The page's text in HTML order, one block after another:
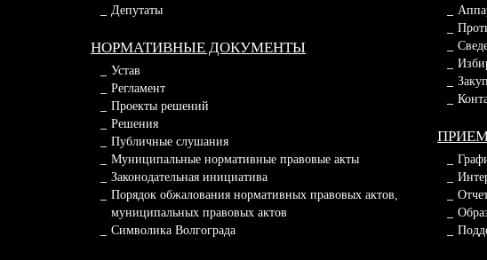
Депутаты
НОРМАТИВНЫЕ ДОКУМЕНТЫ
Устав
Регламент
Проекты решений
Решения
Публичные слушания
Муниципальные нормативные правовые акты
Законодательная инициатива
Порядок обжалования нормативных правовых актов,
муниципальных правовых актов
Символика Волгограда